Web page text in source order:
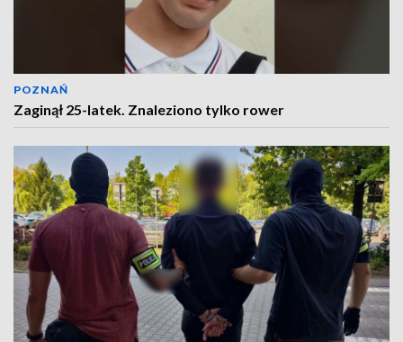
POZNAŃ
Zaginął 25-latek. Znaleziono tylko rower